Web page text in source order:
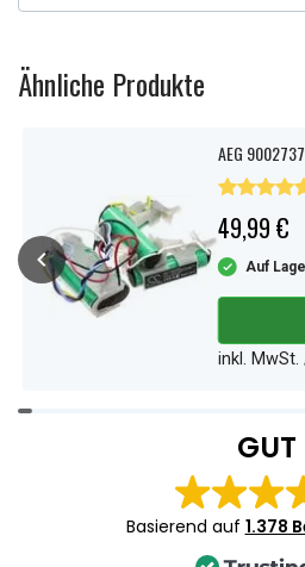
Ähnliche Produkte
AEG
49,99 €
Auf
inkl. MwSt.
Item
GUT
Basierend auf 1.378